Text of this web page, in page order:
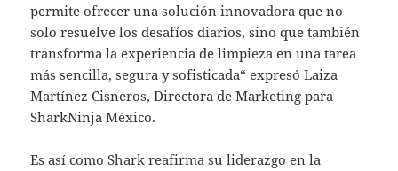
permite ofrecer una solución innovadora que no
solo resuelve los desafíos diarios, sino que también
transforma la experiencia de limpieza en una tarea
más sencilla, segura y sofisticada“ expresó Laiza
Martínez Cisneros, Directora de Marketing para
SharkNinja México.
Es así como Shark reafirma su liderazgo en la